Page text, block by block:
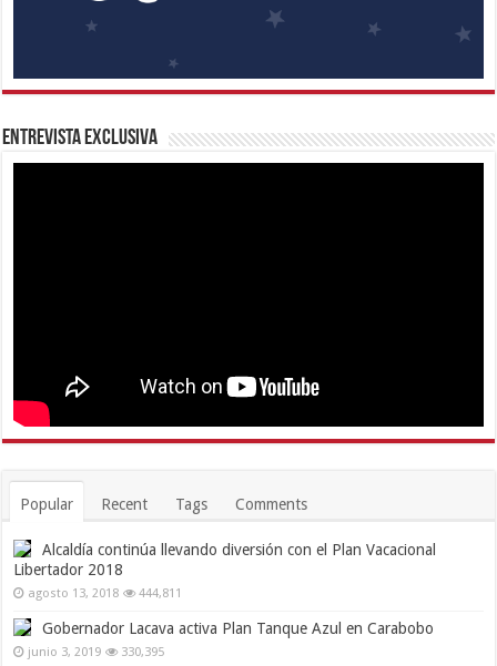
Entrevista Exclusiva
Popular Recent Tags Comments
Alcaldía continúa llevando diversión con el Plan Vacacional
Libertador 2018
agosto 13, 2018 444,811
Gobernador Lacava activa Plan Tanque Azul en Carabobo
junio 3, 2019 330,395